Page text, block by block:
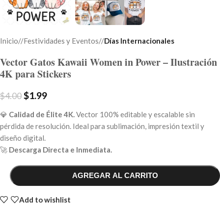
Inicio/ Festividades y Eventos/ Días Internacionales
Vector Gatos Kawaii Women in Power – Ilustración
4K para Stickers
$4.00$1.99
💎 Calidad de Élite 4K.Vector 100% editable y escalable sin
pérdida de resolución. Ideal para sublimación, impresión textil y
diseño digital.
🚀 Descarga Directa e Inmediata.
AGREGAR AL CARRITO
Add to wishlist